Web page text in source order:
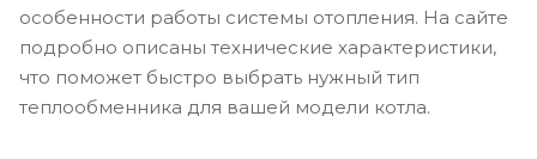
особенности работы системы отопления. На сайте
подробно описаны технические характеристики,
что поможет быстро выбрать нужный тип
теплообменника для вашей модели котла.